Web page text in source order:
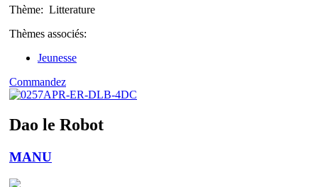
Thème: Litterature
Thèmes associés:
Jeunesse
Commandez
Dao le Robot
MANU